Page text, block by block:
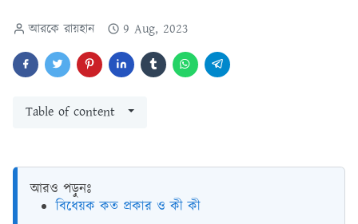
আরকে রায়হান 9 Aug, 2023
Table of content
আরও পড়ুনঃ
বিধেয়ক কত প্রকার ও কী কী